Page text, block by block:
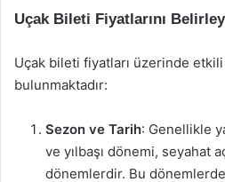
Uçak Bileti Fiyatlarını
Uçak bileti fiyatları üzerinde
bulunmaktadır:
Sezon ve Tarih: Genellikle
ve yılbaşı dönemi, seyahat
dönemlerdir. Bu